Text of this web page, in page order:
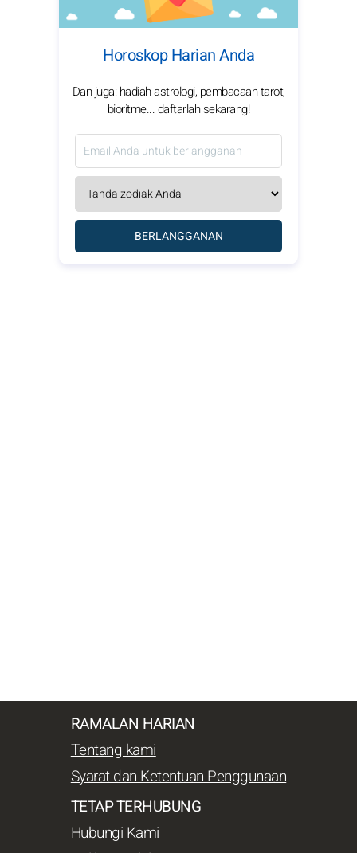
Horoskop Harian Anda
Dan juga: hadiah astrologi, pembacaan tarot,
bioritme... daftarlah sekarang!
BERLANGGANAN
RAMALAN HARIAN
Tentang kami
Syarat dan Ketentuan Penggunaan
TETAP TERHUBUNG
Hubungi Kami